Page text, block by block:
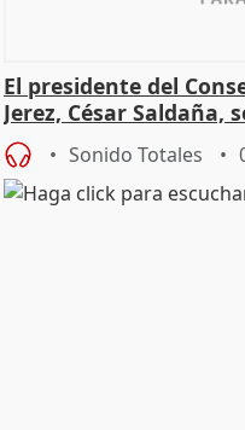
El presidente del
Jerez, César Saldaña,
Sonido Totales